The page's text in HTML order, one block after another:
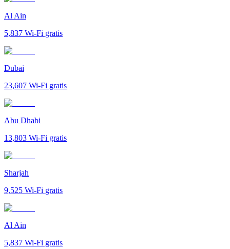
Al Ain
5,837 Wi-Fi gratis
Dubai
23,607 Wi-Fi gratis
Abu Dhabi
13,803 Wi-Fi gratis
Sharjah
9,525 Wi-Fi gratis
Al Ain
5,837 Wi-Fi gratis